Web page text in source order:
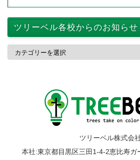
ツリーベル各校からのお知らせ
ツリーベル株式会
本社:東京都目黒区三田1-4-2恵比寿ガ